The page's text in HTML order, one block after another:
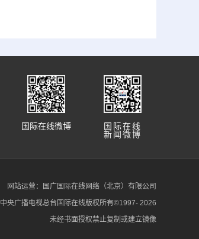
国际在线
新闻微博
国际在线微博
网站运营：国广国际在线网络（北京）有限公司
中央广播电视总台国际在线版权所有©1997- 2026
未经书面授权禁止复制或建立镜像